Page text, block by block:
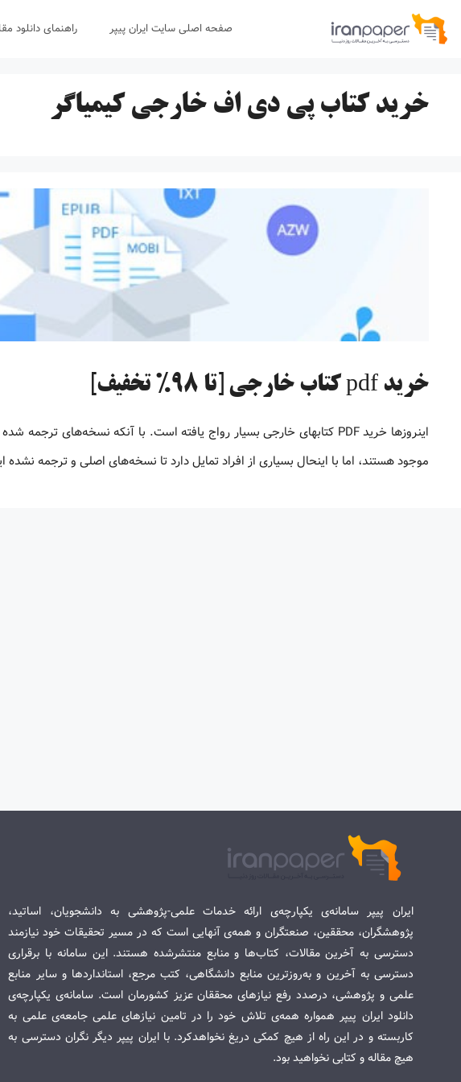
پرش
صفحه اصلی سایت ایران پیپر راهنمای دانلود
خرید کتاب پی دی اف خارجی کیمیاگر
خرید pdf کتاب خارجی [تا 98% تخفیف]
موجود هستند، اما با اینحال بسیاری از افراد تمایل دارد تا نسخه‌های اصلی و ترجمه
ایران پیپر سامانه‌ی یکپارچه‌ی ارائه خدمات علمی-پژوهشی به دانشجویان، اساتید،
پژوهشگران، محققین، صنعتگران و همه‌ی آنهایی است که در مسیر تحقیقات خود نیازمند
دسترسی به آخرین مقالات، کتاب‌ها و منابع منتشرشده هستند. این سامانه با برقراری
دسترسی به آخرین و به‌روزترین منابع دانشگاهی، کتب مرجع، استانداردها و سایر منابع
علمی و پژوهشی، درصدد رفع نیازهای محققان عزیز کشورمان است. سامانه‌ی یکپارچه‌ی
دانلود ایران پیپر همواره همه‌ی تلاش خود را در تامین نیازهای علمی جامعه‌ی علمی به
کاربسته و در این راه از هیچ کمکی دریغ نخواهدکرد. با ایران پیپر دیگر نگران دسترسی به
هیچ مقاله و کتابی نخواهید بود.